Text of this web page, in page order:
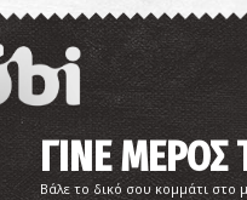
ΓΙΝΕ ΜΕΡΟΣ
Βάλε το δικό σου κομμάτι στο